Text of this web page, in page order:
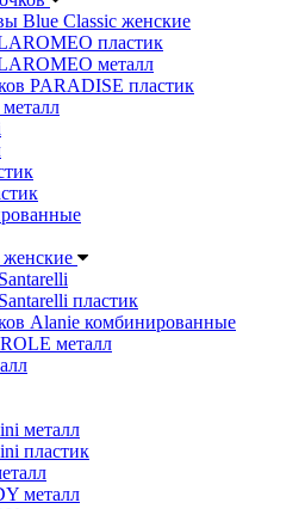
Blue Classic женские
пластик
металл
PARADISE пластик
пластик
Alanie комбинированные
металл
металл
пластик
металл